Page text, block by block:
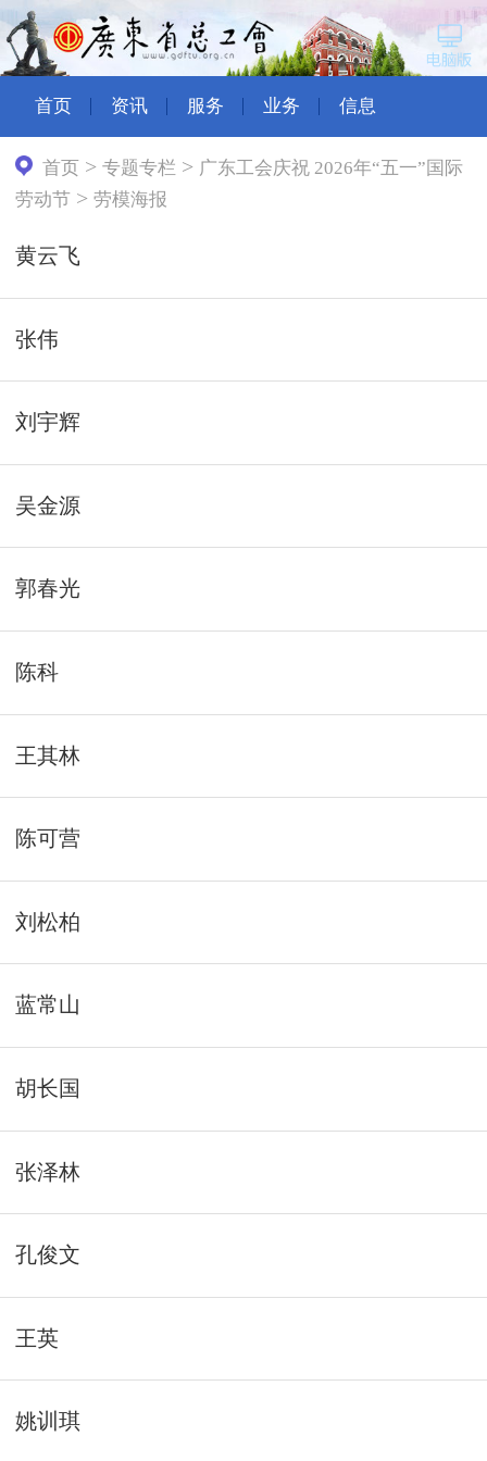
首页 资讯 服务 业务 信息
首页 >专题专栏 > 广东工会庆祝 2026年“五一”国际
劳动节 > 劳模海报
黄云飞
张伟
刘宇辉
吴金源
郭春光
陈科
王其林
陈可营
刘松柏
蓝常山
胡长国
张泽林
孔俊文
王英
姚训琪